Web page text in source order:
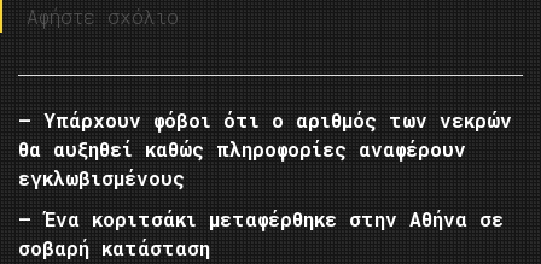
Αφήστε σχόλιο
– Υπάρχουν φόβοι ότι ο αριθμός των νεκρών
θα αυξηθεί καθώς πληροφορίες αναφέρουν
εγκλωβισμένους
– Ένα κοριτσάκι μεταφέρθηκε στην Αθήνα σε
σοβαρή κατάσταση